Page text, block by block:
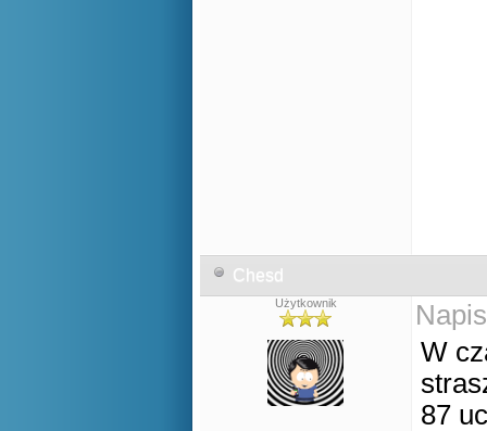
Chesd
Użytkownik
W
87